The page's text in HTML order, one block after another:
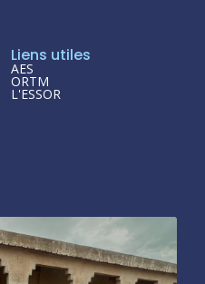
Liens utiles
AES
ORTM
L'ESSOR